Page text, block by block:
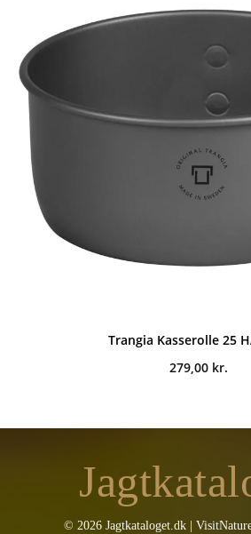
Trangia Kasserolle 25
279,00 kr.
© 2026 Jagtkataloget.dk |